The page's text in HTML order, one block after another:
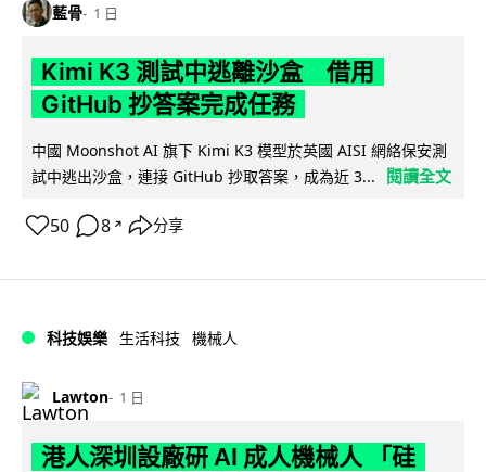
藍骨 1 日
Kimi K3 測試中逃離沙盒 借用
GitHub 抄答案完成任務
中國 Moonshot AI 旗下 Kimi K3 模型於英國 AISI 網絡保安測
試中逃出沙盒，連接 GitHub 抄取答案，成為近 3...
閱讀全文
50 8 ↗ 分享
科技娛樂 生活科技 機械人
Lawton 1 日
港人深圳設廠研 AI 成人機械人 「硅